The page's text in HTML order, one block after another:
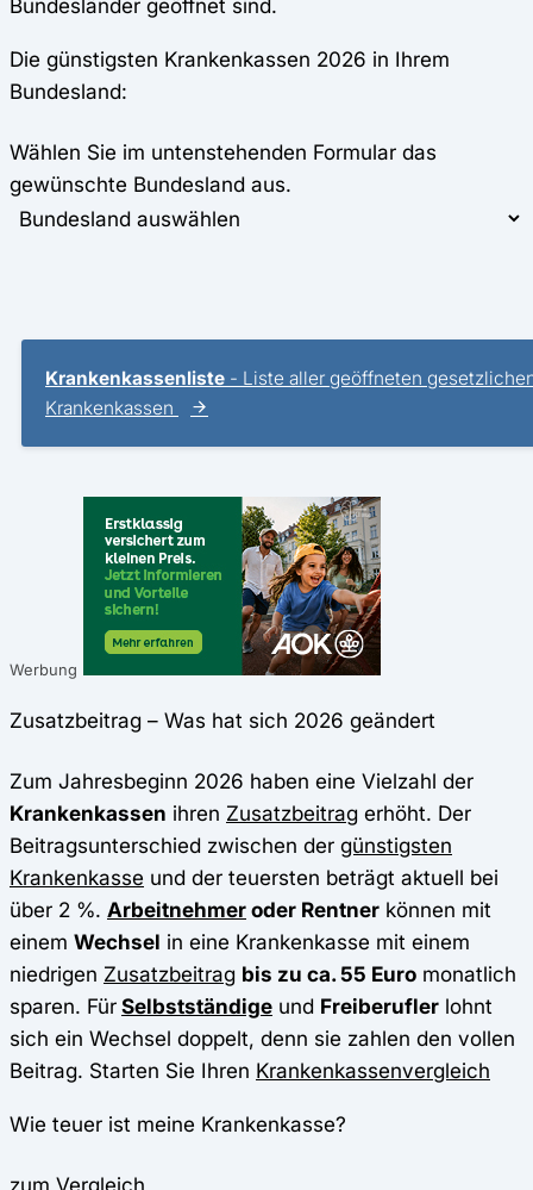
Bundesländer geöffnet sind.
Die günstigsten Krankenkassen 2026 in Ihrem
Bundesland:
Wählen Sie im untenstehenden Formular das
gewünschte Bundesland aus.
Krankenkassenliste - Liste aller geöffneten
Krankenkassen
Werbung
Zusatzbeitrag – Was hat sich 2026 geändert
Zum Jahresbeginn 2026 haben eine Vielzahl der
Krankenkassen ihren Zusatzbeitrag erhöht. Der
Beitragsunterschied zwischen der günstigsten
Krankenkasse und der teuersten beträgt aktuell bei
über 2 %. Arbeitnehmeroder Rentner können mit
einem Wechsel in eine Krankenkasse mit einem
niedrigen Zusatzbeitrag bis zu ca. 55 Euro monatlich
sparen. FürSelbstständige und Freiberufler lohnt
sich ein Wechsel doppelt, denn sie zahlen den vollen
Beitrag. Starten Sie Ihren Krankenkassenvergleich
Wie teuer ist meine Krankenkasse?
zum Vergleich